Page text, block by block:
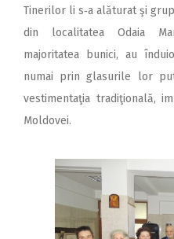
Tinerilor li s‑a alăturat şi
din localitatea Odaia
majoritatea bunici, au
numai prin glasurile lor
vestimentaţia tradiţională,
Moldovei.